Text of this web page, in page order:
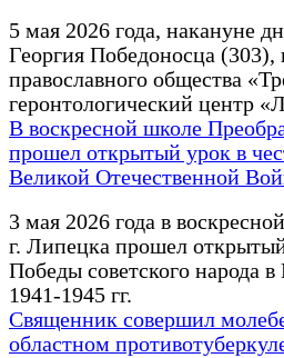
5 мая 2026 года, накануне
Георгия Победоносца (303),
православного общества
геронтологический центр
В воскресной школе
прошел открытый урок в
Великой Отечественной
3 мая 2026 года в
г. Липецка прошел
Победы советского народа
1941-1945 гг.
Священник совершил
областном